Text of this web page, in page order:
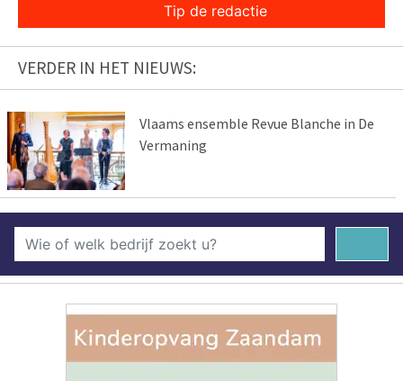
Tip de redactie
VERDER IN HET NIEUWS:
Vlaams ensemble Revue Blanche in De
Vermaning